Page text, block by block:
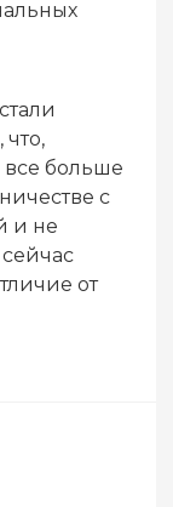
что,
больше
с
и не
от